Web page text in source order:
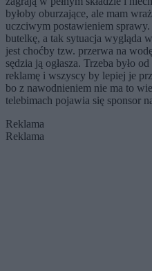
byłoby oburzające, ale mam
uczciwym postawieniem
butelkę, a tak sytuacja wygląda
jest choćby tzw. przerwa na
sędzia ją ogłasza. Trzeba było
reklamę i wszyscy by lepiej je
bo z nawodnieniem nie ma to
telebimach pojawia się sponsor
Reklama
Reklama